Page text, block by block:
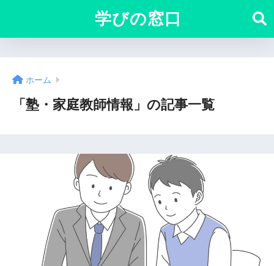
学びの窓口
ホーム
「塾・家庭教師情報」の記事一覧